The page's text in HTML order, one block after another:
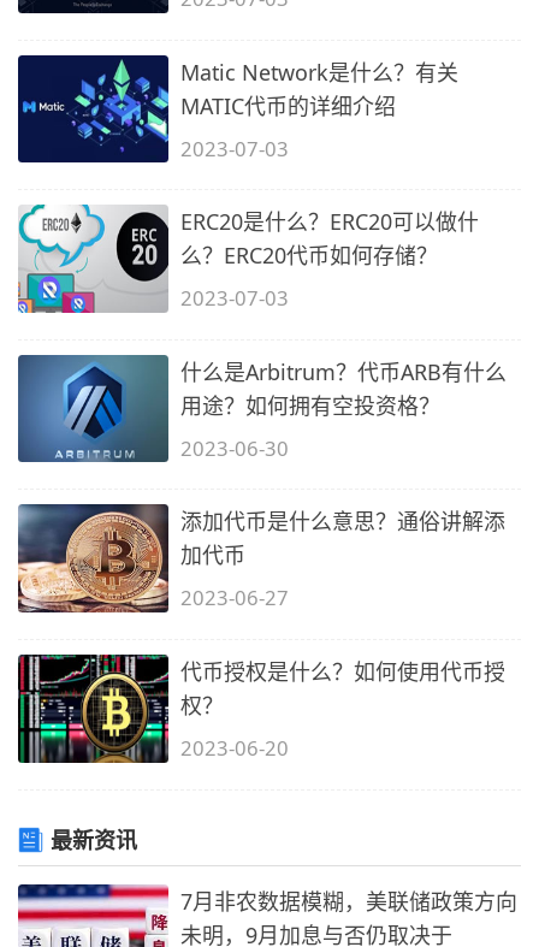
Matic Network是什么？有关
MATIC代币的详细介绍
2023-07-03
ERC20是什么？ERC20可以做什
么？ERC20代币如何存储？
2023-07-03
什么是Arbitrum？代币ARB有什么
用途？如何拥有空投资格？
2023-06-30
添加代币是什么意思？通俗讲解添
加代币
2023-06-27
代币授权是什么？如何使用代币授
权？
2023-06-20
最新资讯
7月非农数据模糊，美联储政策方向
未明，9月加息与否仍取决于